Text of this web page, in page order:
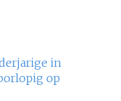
in
op